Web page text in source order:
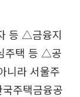
등 △금융지
주택 등 △공
니라 서울주
주택금융공